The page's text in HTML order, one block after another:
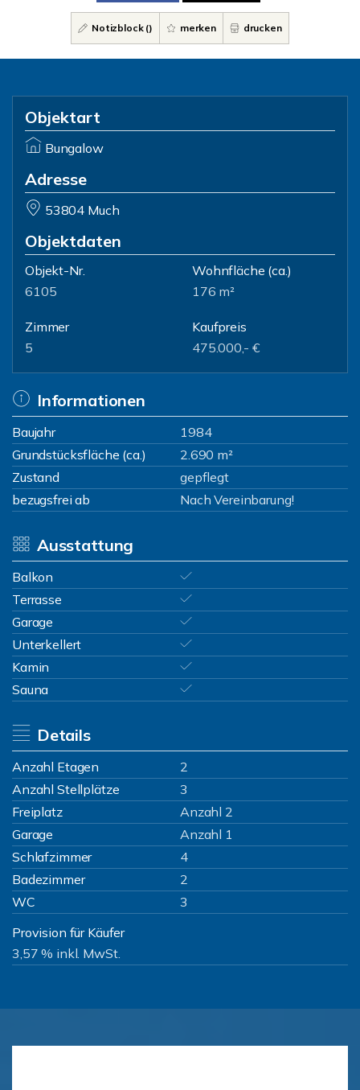
Notizblock () merken drucken
Objektart
Bungalow
Adresse
53804 Much
Objektdaten
Objekt-Nr.
6105
Wohnfläche (ca.)
176 m²
Zimmer
5
Kaufpreis
475.000,- €
Informationen
Baujahr
1984
Grundstücksfläche (ca.)
2.690 m²
Zustand
gepflegt
bezugsfrei ab
Nach Vereinbarung!
Ausstattung
Balkon
Terrasse
Garage
Unterkellert
Kamin
Sauna
Details
Anzahl Etagen
2
Anzahl Stellplätze
3
Freiplatz
Anzahl 2
Garage
Anzahl 1
Schlafzimmer
4
Badezimmer
2
WC
3
Provision für Käufer
3,57 % inkl. MwSt.